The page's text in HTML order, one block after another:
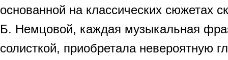
основанной на классических сюжетах
Б. Немцовой, каждая музыкальная
солисткой, приобретала невероятную